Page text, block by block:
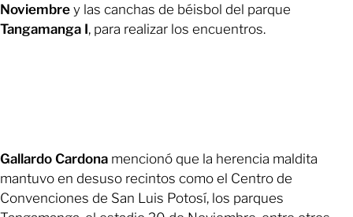
Noviembre y las canchas de béisbol del parque
Tangamanga I, para realizar los encuentros.
Gallardo Cardona mencionó que la herencia maldita
mantuvo en desuso recintos como el Centro de
Convenciones de San Luis Potosí, los parques